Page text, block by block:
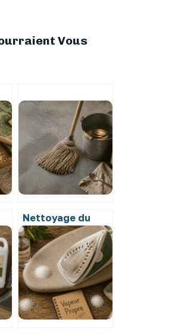
Vous
Nettoyage du
béton ciré au
savon noir :
dosage exact et
méthodes pour un
sol durable